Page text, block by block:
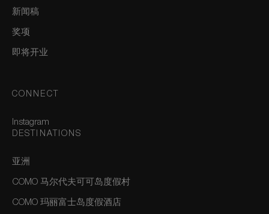
新闻稿
奖项
即将开业
CONNECT
Instagram
DESTINATIONS
亚洲
COMO 马尔代夫可可岛度假村
COMO 玛丽富士岛度假酒店